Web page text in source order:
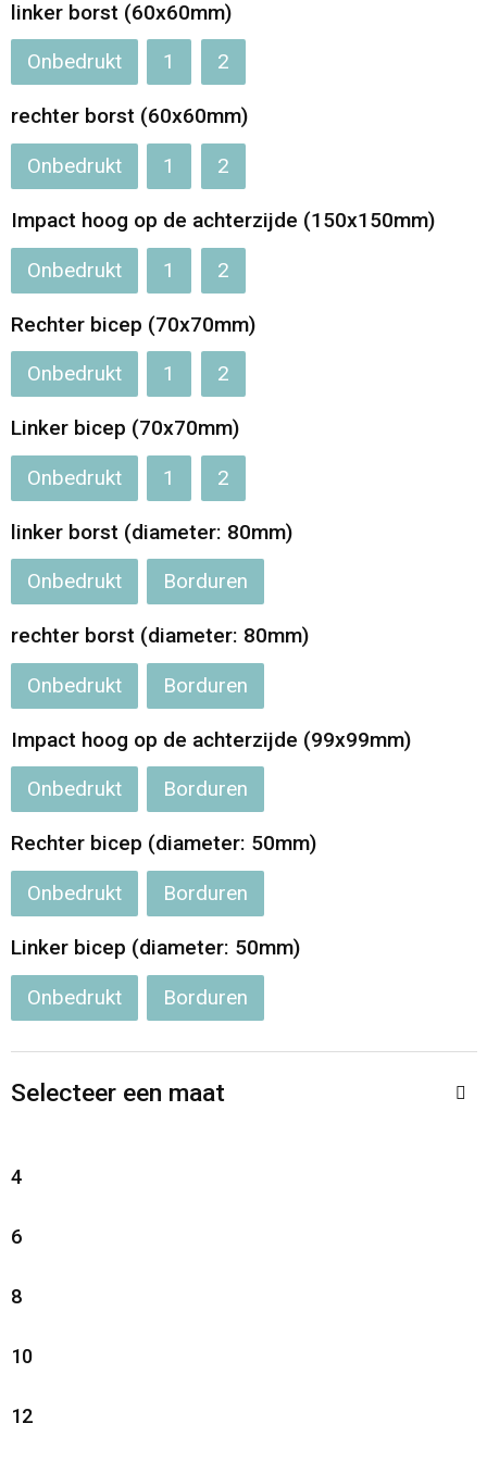
Opvouwbare tassen
Bowlingtassen
Strandtassen
Katoenen draagtassen
Rugzakken
linker borst (60x60mm)
Onbedrukt 1 2
rechter borst (60x60mm)
Onbedrukt 1 2
Impact hoog op de achterzijde (150x150mm)
Onbedrukt 1 2
Rechter bicep (70x70mm)
Onbedrukt 1 2
Linker bicep (70x70mm)
Onbedrukt 1 2
linker borst (diameter: 80mm)
Onbedrukt Borduren
rechter borst (diameter: 80mm)
Onbedrukt Borduren
Impact hoog op de achterzijde (99x99mm)
Onbedrukt Borduren
Rechter bicep (diameter: 50mm)
Onbedrukt Borduren
Linker bicep (diameter: 50mm)
Onbedrukt Borduren
Selecteer een maat
4
6
8
10
12